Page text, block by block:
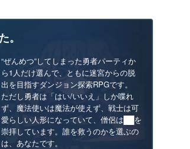
。
“ぜんめつ”してしまった勇者パーティか
ら1人だけ選んで、ともに迷宮からの脱
出を目指すダンジョン探索RPGです。
ただし勇者は「はい/いいえ」しか喋れ
ず、魔法使いは魔法が使えず、戦士は可
愛らしい人形になっていて、僧侶は██を
崇拝しています。誰を救うのかを選ぶの
は、あなたです。